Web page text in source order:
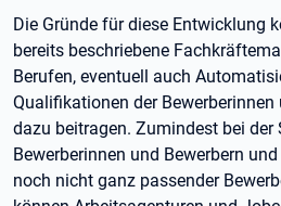
Die Gründe für diese Entwicklung
bereits beschriebene
Berufen, eventuell auch
Qualifikationen der Bewerberinnen
dazu beitragen. Zumindest bei der
Bewerberinnen und Bewerbern
noch nicht ganz passender